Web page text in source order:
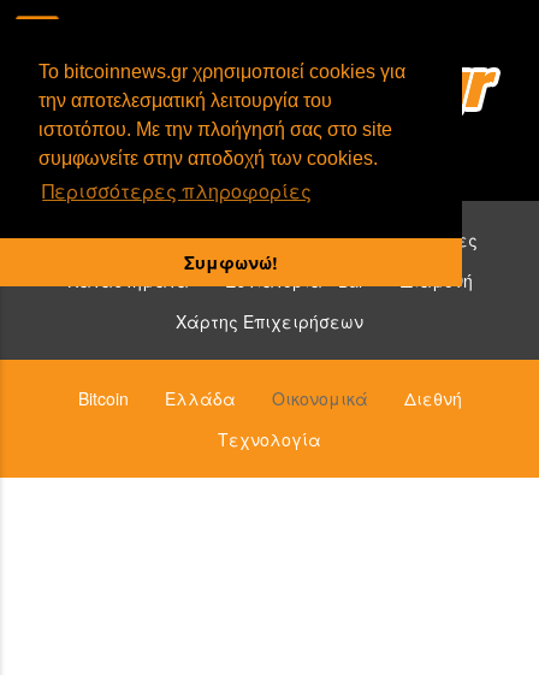
To bitcoinnews.gr χρησιμοποιεί cookies για
την αποτελεσματική λειτουργία του
ιστοτόπου. Με την πλοήγησή σας στο site
συμφωνείτε στην αποδοχή των cookies.
Περισσότερες πληροφορίες
Συμφωνώ!
Επιχειρήσεις που δέχονται bitcoin:
Υπηρεσίες
Καταστήματα
Εστιατόρια - Bar
Διαμονή
Χάρτης Επιχειρήσεων
Bitcoin Ελλάδα Οικονομικά
Διεθνή
Τεχνολογία